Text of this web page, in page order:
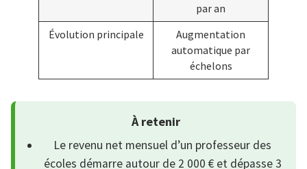
par an
Évolution principale
Augmentation
automatique par
échelons
À retenir
Le revenu net mensuel d’un professeur des
écoles démarre autour de 2 000 € et dépasse 3